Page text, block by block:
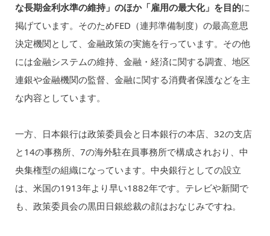
な長期金利水準の維持」のほか「雇用の最大化」を目的に
掲げています。そのためFED（連邦準備制度）の最高意思
決定機関として、金融政策の実施を行っています。その他
には金融システムの維持、金融・経済に関する調査、地区
連銀や金融機関の監督、金融に関する消費者保護などを主
な内容としています。
一方、日本銀行は政策委員会と日本銀行の本店、32の支店
と14の事務所、7の海外駐在員事務所で構成されおり、中
央集権型の組織になっています。中央銀行としての設立
は、米国の1913年より早い1882年です。テレビや新聞で
も、政策委員会の黒田日銀総裁の顔はおなじみですね。